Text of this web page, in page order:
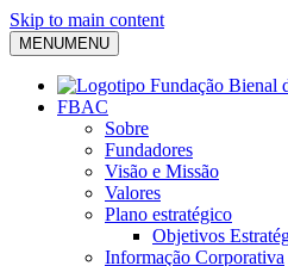
Skip to main content
MENUMENU
FBAC
Sobre
Fundadores
Visão e Missão
Valores
Plano estratégico
Objetivos
Informação Corporativa